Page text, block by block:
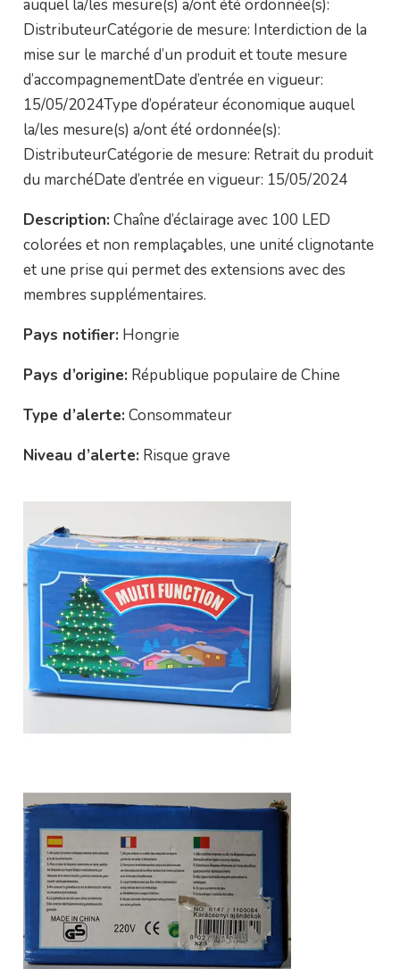
auquel la/les mesure(s) a/ont été ordonnée(s):
DistributeurCatégorie de mesure: Interdiction de la
mise sur le marché d’un produit et toute mesure
d’accompagnementDate d’entrée en vigueur:
15/05/2024Type d’opérateur économique auquel
la/les mesure(s) a/ont été ordonnée(s):
DistributeurCatégorie de mesure: Retrait du produit
du marchéDate d’entrée en vigueur: 15/05/2024
Description: Chaîne d’éclairage avec 100 LED
colorées et non remplaçables, une unité clignotante
et une prise qui permet des extensions avec des
membres supplémentaires.
Pays notifier: Hongrie
Pays d’origine: République populaire de Chine
Type d’alerte: Consommateur
Niveau d’alerte: Risque grave